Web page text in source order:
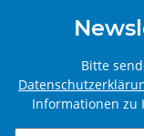
Bitte
Informationen zu